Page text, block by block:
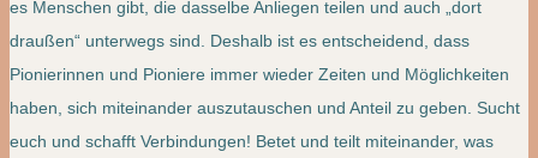
es Menschen gibt, die dasselbe Anliegen teilen und auch „dort
draußen“ unterwegs sind. Deshalb ist es entscheidend, dass
Pionierinnen und Pioniere immer wieder Zeiten und Möglichkeiten
haben, sich miteinander auszutauschen und Anteil zu geben. Sucht
euch und schafft Verbindungen! Betet und teilt miteinander, was